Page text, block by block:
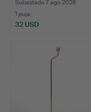
Subastado 7 ago 2026
1 puja
32 USD